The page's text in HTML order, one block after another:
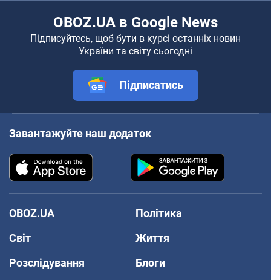
OBOZ.UA в Google News
Підписуйтесь, щоб бути в курсі останніх новин
України та світу сьогодні
Підписатись
Завантажуйте наш додаток
OBOZ.UA
Політика
Світ
Життя
Розслідування
Блоги